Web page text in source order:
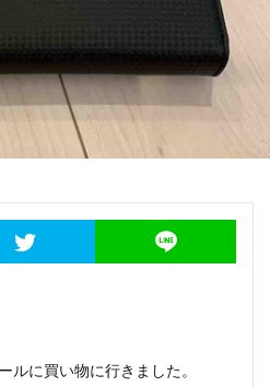
ルに買い物に行きました。